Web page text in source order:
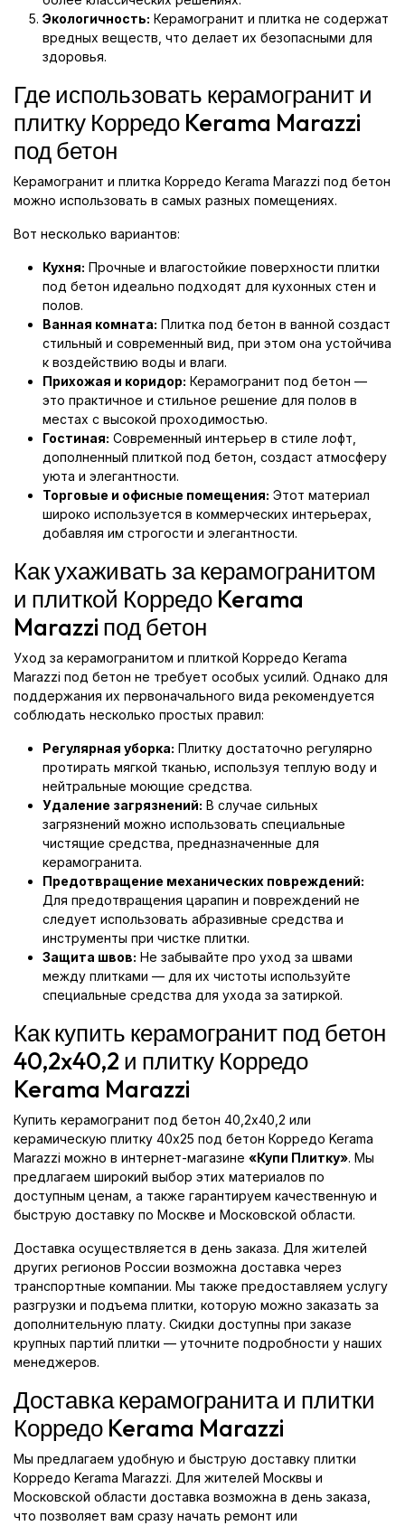
Экологичность: Керамогранит и плитка не содержат
вредных веществ, что делает их безопасными для
здоровья.
Где использовать керамогранит и
плитку Корредо Kerama Marazzi
под бетон
Керамогранит и плитка Корредо Kerama Marazzi под бетон
можно использовать в самых разных помещениях.
Вот несколько вариантов:
Кухня: Прочные и влагостойкие поверхности плитки
под бетон идеально подходят для кухонных стен и
полов.
Ванная комната: Плитка под бетон в ванной создаст
стильный и современный вид, при этом она устойчива
к воздействию воды и влаги.
Прихожая и коридор: Керамогранит под бетон —
это практичное и стильное решение для полов в
местах с высокой проходимостью.
Гостиная: Современный интерьер в стиле лофт,
дополненный плиткой под бетон, создаст атмосферу
уюта и элегантности.
Торговые и офисные помещения: Этот материал
широко используется в коммерческих интерьерах,
добавляя им строгости и элегантности.
Как ухаживать за керамогранитом
и плиткой Корредо Kerama
Marazzi под бетон
Уход за керамогранитом и плиткой Корредо Kerama
Marazzi под бетон не требует особых усилий. Однако для
поддержания их первоначального вида рекомендуется
соблюдать несколько простых правил:
Регулярная уборка: Плитку достаточно регулярно
протирать мягкой тканью, используя теплую воду и
нейтральные моющие средства.
Удаление загрязнений: В случае сильных
загрязнений можно использовать специальные
чистящие средства, предназначенные для
керамогранита.
Предотвращение механических повреждений:
Для предотвращения царапин и повреждений не
следует использовать абразивные средства и
инструменты при чистке плитки.
Защита швов: Не забывайте про уход за швами
между плитками — для их чистоты используйте
специальные средства для ухода за затиркой.
Как купить керамогранит под бетон
40,2x40,2 и плитку Корредо
Kerama Marazzi
Купить керамогранит под бетон 40,2x40,2 или
керамическую плитку 40x25 под бетон Корредо Kerama
Marazzi можно в интернет-магазине «Купи Плитку». Мы
предлагаем широкий выбор этих материалов по
доступным ценам, а также гарантируем качественную и
быструю доставку по Москве и Московской области.
Доставка осуществляется в день заказа. Для жителей
других регионов России возможна доставка через
транспортные компании. Мы также предоставляем услугу
разгрузки и подъема плитки, которую можно заказать за
дополнительную плату. Скидки доступны при заказе
крупных партий плитки — уточните подробности у наших
менеджеров.
Доставка керамогранита и плитки
Корредо Kerama Marazzi
Мы предлагаем удобную и быструю доставку плитки
Корредо Kerama Marazzi. Для жителей Москвы и
Московской области доставка возможна в день заказа,
что позволяет вам сразу начать ремонт или